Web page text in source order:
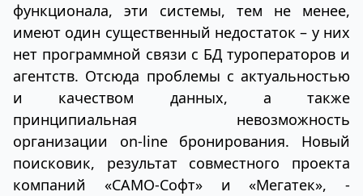
функционала, эти системы, тем не менее,
имеют один существенный недостаток – у них
нет программной связи с БД туроператоров и
агентств. Отсюда проблемы с актуальностью
и качеством данных, а также
принципиальная невозможность
организации on-line бронирования. Новый
поисковик, результат совместного проекта
компаний «САМО-Cофт» и «Мегатек», -